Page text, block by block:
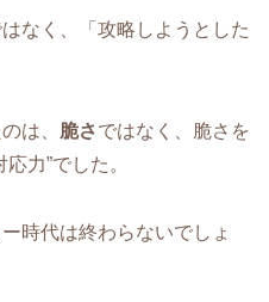
なく、「攻略しようとした
は、 脆さではなく、脆さを
力”でした。
時代は終わらないでしょ